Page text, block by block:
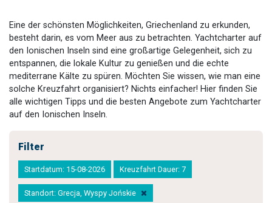
Eine der schönsten Möglichkeiten, Griechenland zu erkunden,
besteht darin, es vom Meer aus zu betrachten. Yachtcharter auf
den Ionischen Inseln sind eine großartige Gelegenheit, sich zu
entspannen, die lokale Kultur zu genießen und die echte
mediterrane Kälte zu spüren. Möchten Sie wissen, wie man eine
solche Kreuzfahrt organisiert? Nichts einfacher! Hier finden Sie
alle wichtigen Tipps und die besten Angebote zum Yachtcharter
auf den Ionischen Inseln.
Filter
Startdatum: 15-08-2026 Kreuzfahrt Dauer: 7
Standort: Grecja, Wyspy Jońskie